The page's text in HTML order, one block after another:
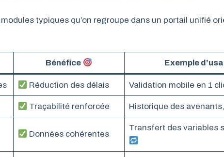
typiques qu’on regroupe dans un portail unifié
Bénéfice Exemple
Réduction des délais Validation mobile en 1
Traçabilité renforcée Historique des
Données cohérentes
Transfert des variables